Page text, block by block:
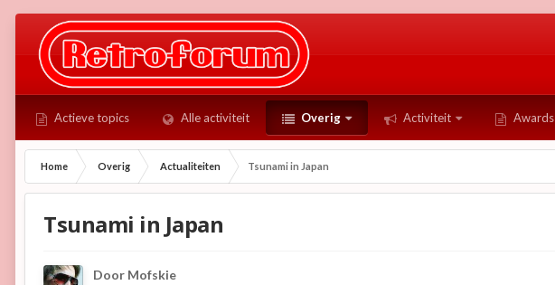
Actieve topics Alle activiteit Overig Activiteit Awards
Home Overig Actualiteiten Tsunami in Japan
Tsunami in Japan
Door Mofskie